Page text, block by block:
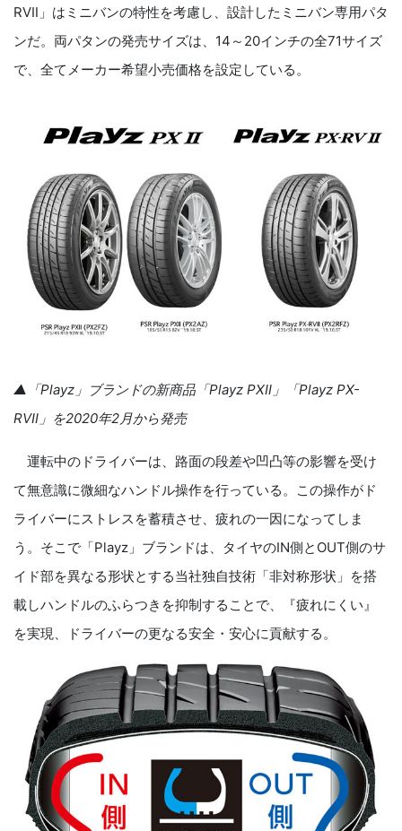
RVⅡ」はミニバンの特性を考慮し、設計したミニバン専用パタ
ンだ。両パタンの発売サイズは、14～20インチの全71サイズ
で、全てメーカー希望小売価格を設定している。
▲「Playz」ブランドの新商品「Playz PXⅡ」「Playz PX-
RVⅡ」を2020年2月から発売
運転中のドライバーは、路面の段差や凹凸等の影響を受け
て無意識に微細なハンドル操作を行っている。この操作がド
ライバーにストレスを蓄積させ、疲れの一因になってしま
う。そこで「Playz」ブランドは、タイヤのIN側とOUT側のサ
イド部を異なる形状とする当社独自技術「非対称形状」を搭
載しハンドルのふらつきを抑制することで、『疲れにくい』
を実現、ドライバーの更なる安全・安心に貢献する。